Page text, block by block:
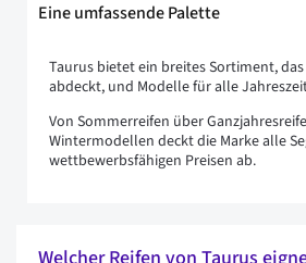
Eine umfassende Palette
Taurus bietet ein breites Sortiment,
abdeckt, und Modelle für alle
Von Sommerreifen über
Wintermodellen deckt die Marke alle
wettbewerbsfähigen Preisen ab.